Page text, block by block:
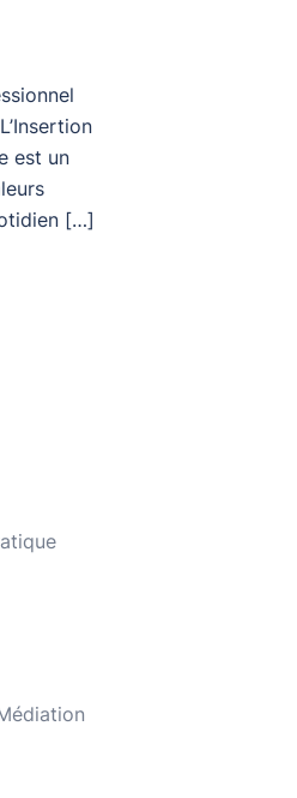
est un
[…]